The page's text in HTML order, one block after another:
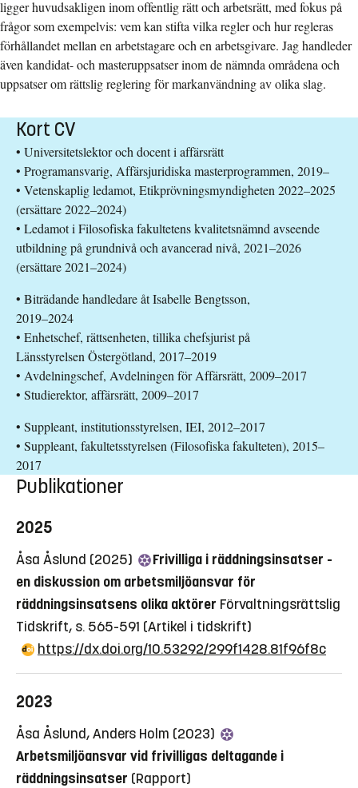
ligger huvudsakligen inom offentlig rätt och arbetsrätt, med fokus på
frågor som exempelvis: vem kan stifta vilka regler och hur regleras
förhållandet mellan en arbetstagare och en arbetsgivare. Jag handleder
även kandidat- och masteruppsatser inom de nämnda områdena och
uppsatser om rättslig reglering för markanvändning av olika slag.
Kort CV
• Universitetslektor och docent i affärsrätt
• Programansvarig, Affärsjuridiska masterprogrammen, 2019–
• Vetenskaplig ledamot, Etikprövningsmyndigheten 2022–2025
(ersättare 2022–2024)
• Ledamot i Filosofiska fakultetens kvalitetsnämnd avseende
utbildning på grundnivå och avancerad nivå, 2021–2026
(ersättare 2021–2024)
• Biträdande handledare åt Isabelle Bengtsson,
2019–2024
• Enhetschef, rättsenheten, tillika chefsjurist på
Länsstyrelsen Östergötland, 2017–2019
• Avdelningschef, Avdelningen för Affärsrätt, 2009–2017
• Studierektor, affärsrätt, 2009–2017
• Suppleant, institutionsstyrelsen, IEI, 2012–2017
• Suppleant, fakultetsstyrelsen (Filosofiska fakulteten), 2015–
2017
Publikationer
2025
Åsa Åslund (2025)
Frivilliga i räddningsinsatser -
en diskussion om arbetsmiljöansvar för
räddningsinsatsens olika aktörer Förvaltningsrättslig
Tidskrift, s. 565-591 (Artikel i tidskrift)
https://dx.doi.org/10.53292/299f1428.81f96f8c
2023
Åsa Åslund, Anders Holm (2023)
Arbetsmiljöansvar vid frivilligas deltagande i
räddningsinsatser (Rapport)